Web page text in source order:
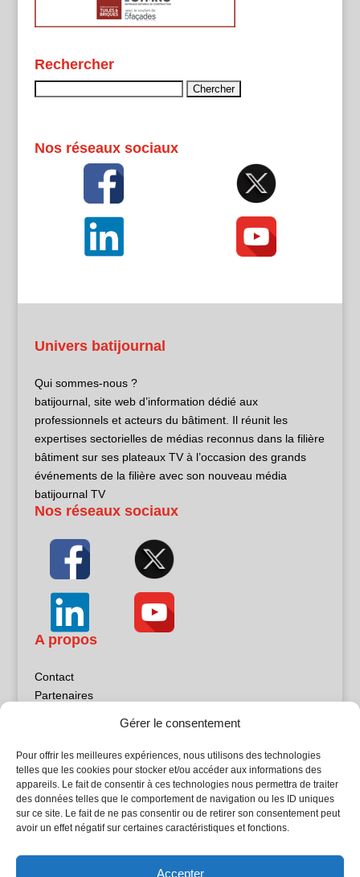
Gérer le consentement
Pour offrir les meilleures expériences, nous utilisons des technologies
telles que les cookies pour stocker et/ou accéder aux informations des
appareils. Le fait de consentir à ces technologies nous permettra de traiter
des données telles que le comportement de navigation ou les ID uniques
sur ce site. Le fait de ne pas consentir ou de retirer son consentement peut
avoir un effet négatif sur certaines caractéristiques et fonctions.
Accepter
Rechercher
Nos réseaux sociaux
Univers batijournal
Qui sommes-nous ?
batijournal, site web d’information dédié aux
professionnels et acteurs du bâtiment. Il réunit les
expertises sectorielles de médias reconnus dans la filière
bâtiment sur ses plateaux TV à l’occasion des grands
événements de la filière avec son nouveau média
batijournal TV
Nos réseaux sociaux
A propos
Contact
Partenaires
Politique de confidentialité
Sites partenaires
5Façades
Atrium Patrimoine